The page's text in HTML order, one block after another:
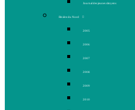
Journal des jeunes citoyens
Rivière du Nord
2005
2006
2007
2008
2009
2010